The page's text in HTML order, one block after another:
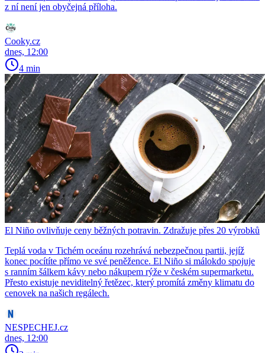
z ní není jen obyčejná příloha.
Cooky.cz
dnes, 12:00
4 min
El Niño ovlivňuje ceny běžných potravin. Zdražuje přes 20 výrobků
Teplá voda v Tichém oceánu rozehrává nebezpečnou partii, jejíž
konec pocítíte přímo ve své peněžence. El Niño si málokdo spojuje
s ranním šálkem kávy nebo nákupem rýže v českém supermarketu.
Přesto existuje neviditelný řetězec, který promítá změny klimatu do
cenovek na našich regálech.
NESPECHEJ.cz
dnes, 12:00